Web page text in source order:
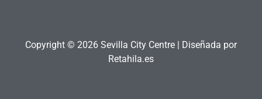
Copyright © 2026 Sevilla City Centre | Diseñada por
Retahila.es